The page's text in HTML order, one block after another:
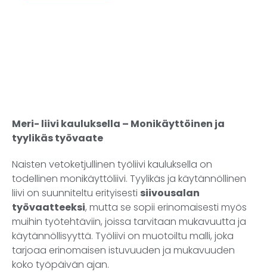
Meri- liivi kauluksella – Monikäyttöinen ja
tyylikäs työvaate
Naisten vetoketjullinen työliivi kauluksella on
todellinen monikäyttöliivi. Tyylikäs ja käytännöllinen
liivi on suunniteltu erityisesti siivousalan
työvaatteeksi, mutta se sopii erinomaisesti myös
muihin työtehtäviin, joissa tarvitaan mukavuutta ja
käytännöllisyyttä. Työliivi on muotoiltu malli, joka
tarjoaa erinomaisen istuvuuden ja mukavuuden
koko työpäivän ajan.